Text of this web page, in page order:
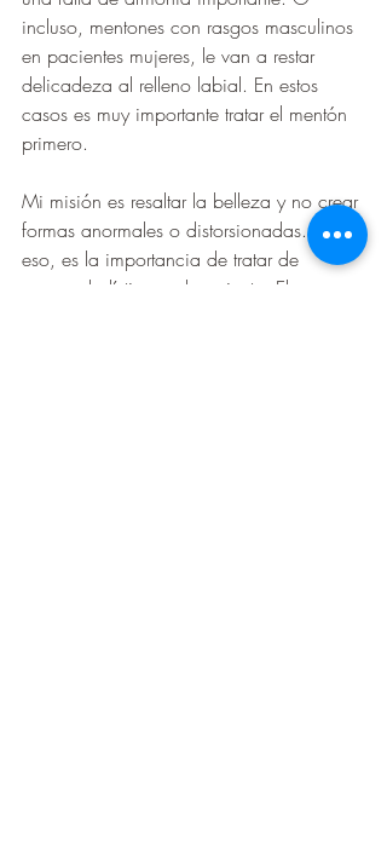
incluso, mentones con rasgos masculinos
en pacientes mujeres, le van a restar
delicadeza al relleno labial. En estos
casos es muy importante tratar el mentón
primero.
Mi misión es resaltar la belleza y no crear
formas anormales o distorsionadas. Por
eso, es la importancia de tratar de
manera holística y al paciente. El